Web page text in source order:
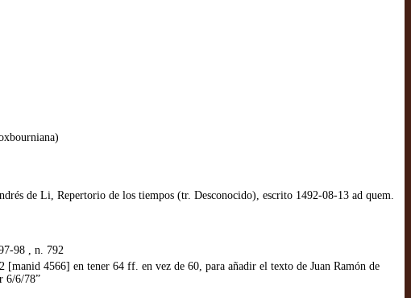
de Li, Repertorio de los tiempos (tr. Desconocido), escrito 1492-08-13 ad quem.
98 , n. 792
4566] en tener 64 ff. en vez de 60, para añadir el texto de Juan Ramón de
6/6/78”